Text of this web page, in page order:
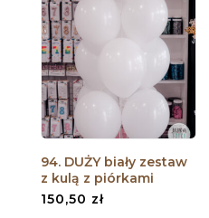
94. DUŻY biały zestaw
z kulą z piórkami
150,50 zł